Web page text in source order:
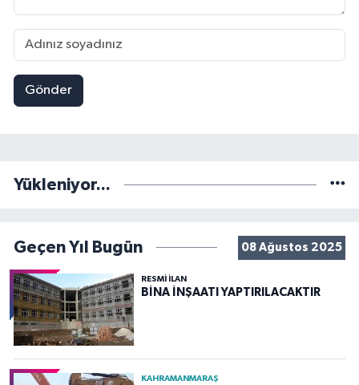
Gönder
Yükleniyor...
Geçen Yıl Bugün 08 Ağustos 2025
RESMİ İLAN
BİNA İNŞAATI YAPTIRILACAKTIR
KAHRAMANMARAŞ